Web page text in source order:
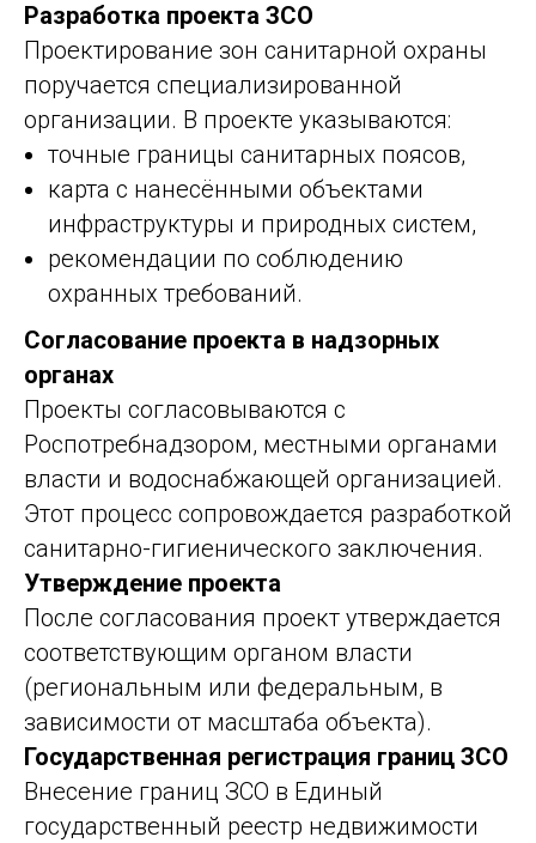
Разработка проекта ЗСО
Проектирование зон санитарной охраны
поручается специализированной
организации. В проекте указываются:
точные границы санитарных поясов,
карта с нанесёнными объектами
инфраструктуры и природных систем,
рекомендации по соблюдению
охранных требований.
Согласование проекта в надзорных
органах
Проекты согласовываются с
Роспотребнадзором, местными органами
власти и водоснабжающей организацией.
Этот процесс сопровождается разработкой
санитарно-гигиенического заключения.
Утверждение проекта
После согласования проект утверждается
соответствующим органом власти
(региональным или федеральным, в
зависимости от масштаба объекта).
Государственная регистрация границ ЗСО
Внесение границ ЗСО в Единый
государственный реестр недвижимости